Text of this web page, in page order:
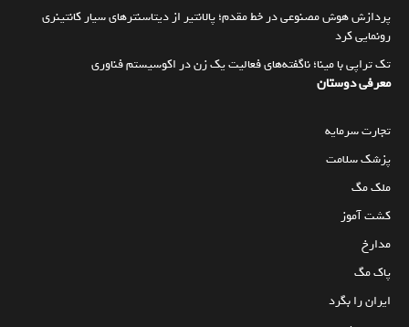
پردازش هوش مصنوعی در خط مقدم؛ پالانتیر از دیتاسنترهای سیار کانتینری
رونمایی کرد
تک تراپی با مینا؛ ناگفته‌های فعالیت یک زن در اکوسیستم فناوری
معرفی دوستان
تجارت سرمایه
پزشک سلامت
ملک مگ
کشت آموز
مدارخ
پاک مگ
ایران را بگرد